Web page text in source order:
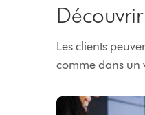
Les clients
comme dans un